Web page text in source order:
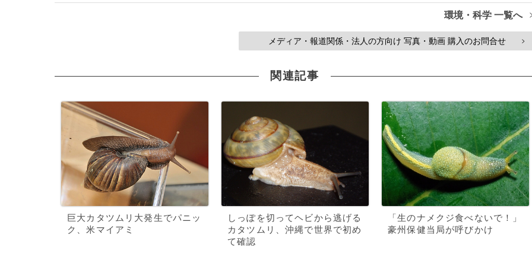
環境・科学 一覧へ
メディア・報道関係・法人の方向け 写真・動画 購入のお問合せ >
関連記事
巨大カタツムリ大発生でパニッ
ク、米マイアミ
しっぽを切ってヘビから逃げる
カタツムリ、沖縄で世界で初め
て確認
「生のナメクジ食べないで！」
豪州保健当局が呼びかけ